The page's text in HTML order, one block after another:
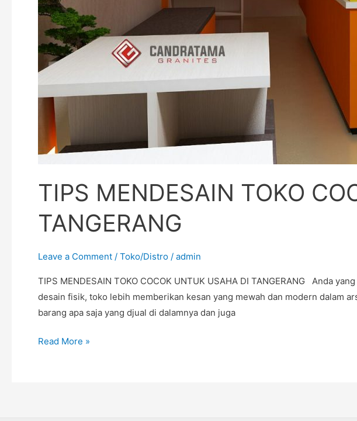
TIPS MENDESAIN TOKO
TANGERANG
Leave a Comment / Toko/Distro / admin
TIPS MENDESAIN TOKO COCOK UNTUK USAHA DI TANGERANG Anda
desain fisik, toko lebih memberikan kesan yang mewah dan modern dalam
barang apa saja yang djual di dalamnya dan juga
Read More »